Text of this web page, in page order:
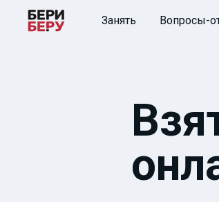
Занять Вопросы-